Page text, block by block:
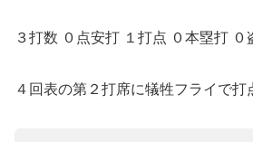
３打数 ０点安打 １打点 ０本塁打 ０
４回表の第２打席に犠牲フライで打